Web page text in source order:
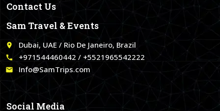
Contact Us
Sam Travel & Events
place Dubai, UAE / Rio De Janeiro, Brazil
call +971544460442 / +5521965542222
email Info@SamTrips.com
Social Media